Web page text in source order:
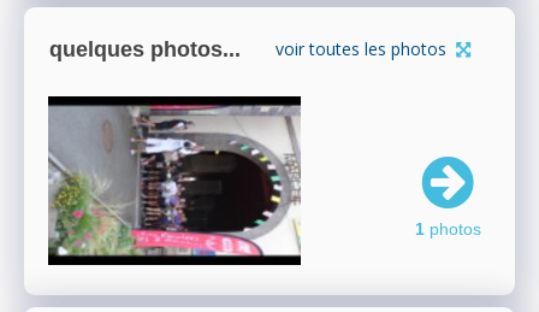
quelques photos... voir toutes les photos
1 photos